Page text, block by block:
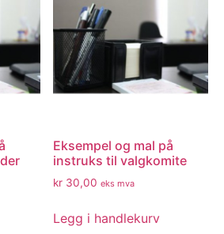
Eksempel og mal på
instruks til valgkomite
kr 30,00 eks mva
Legg i handlekurv